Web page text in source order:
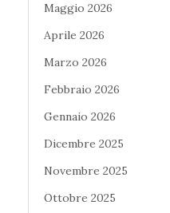
Maggio 2026
Aprile 2026
Marzo 2026
Febbraio 2026
Gennaio 2026
Dicembre 2025
Novembre 2025
Ottobre 2025